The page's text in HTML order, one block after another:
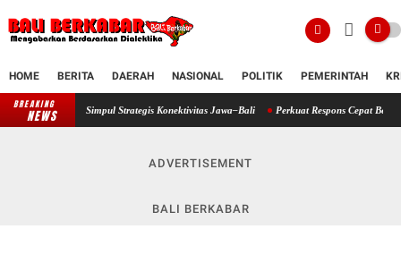
HOME BERITA DAERAH NASIONAL POLITIK PEMERINTAH
BREAKING
NEWS
Pelabuhan Celukan Bawang Matangkan Kesiapan, Didorong Jadi Simpul Strategis
ADVERTISEMENT
BALI BERKABAR